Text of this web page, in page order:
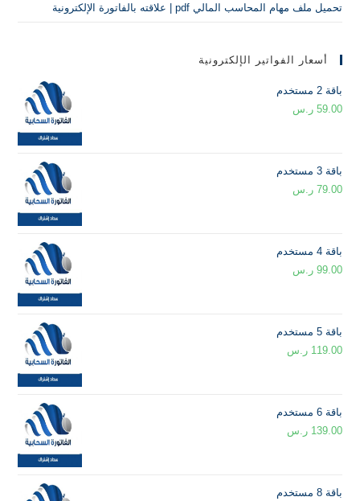
تحميل ملف مهام المحاسب المالي pdf | علاقته بالفاتورة الإلكترونية
أسعار الفواتير الإلكترونية
باقة 2 مستخدم
59.00 ر.س
باقة 3 مستخدم
79.00 ر.س
باقة 4 مستخدم
99.00 ر.س
باقة 5 مستخدم
119.00 ر.س
باقة 6 مستخدم
139.00 ر.س
باقة 8 مستخدم